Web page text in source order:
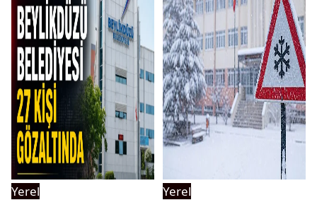
Yerel
Yerel